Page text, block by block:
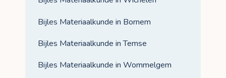
Bijles Materiaalkunde in Bornem
Bijles Materiaalkunde in Temse
Bijles Materiaalkunde in Wommelgem